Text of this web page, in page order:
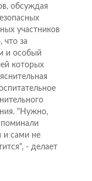
обсуждая
участников
что за
и особый
которых
"Нужно,
и сами не
- делает